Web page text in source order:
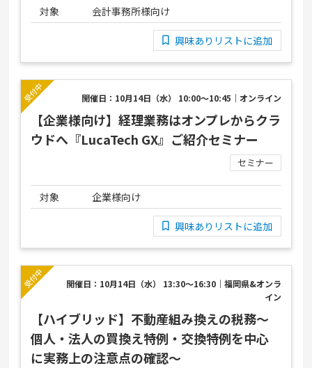
対象 会計事務所様向け
興味ありリストに追加
開催日：10月14日（水） 10:00～10:45｜オンライン
【企業様向け】経理業務はオンプレからクラ
ウドへ『LucaTech GX』ご紹介セミナー
セミナー
対象 企業様向け
興味ありリストに追加
開催日：10月14日（水） 13:30～16:30｜福岡県&オンラ
イン
【ハイブリッド】不動産組み換えの税務～
個人・法人の買換え特例・交換特例を中心
に実務上の注意点の確認～